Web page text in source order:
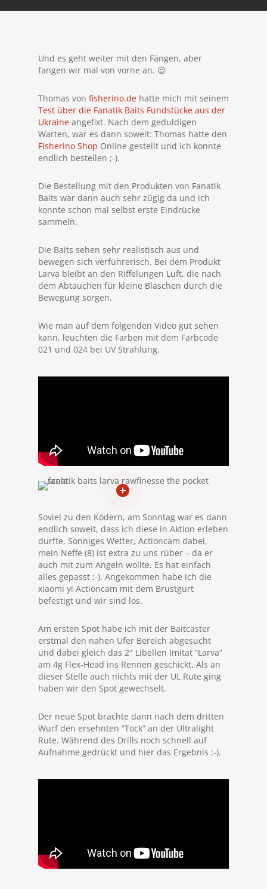
Und es geht weiter mit den Fängen, aber
fangen wir mal von vorne an. 😉
Thomas von fisherino.de hatte mich mit seinem
Test über die Fanatik Baits Fundstücke aus der
Ukraine angefixt. Nach dem geduldigen
Warten, war es dann soweit: Thomas hatte den
Fisherino Shop Online gestellt und ich konnte
endlich bestellen ;-).
Die Bestellung mit den Produkten von Fanatik
Baits war dann auch sehr zügig da und ich
konnte schon mal selbst erste Eindrücke
sammeln.
Die Baits sehen sehr realistisch aus und
bewegen sich verführerisch. Bei dem Produkt
Larva bleibt an den Riffelungen Luft, die nach
dem Abtauchen für kleine Bläschen durch die
Bewegung sorgen.
Wie man auf dem folgenden Video gut sehen
kann, leuchten die Farben mit dem Farbcode
021 und 024 bei UV Strahlung.
Soviel zu den Ködern, am Sonntag war es dann
endlich soweit, dass ich diese in Aktion erleben
durfte. Sonniges Wetter, Actioncam dabei,
mein Neffe (8) ist extra zu uns rüber – da er
auch mit zum Angeln wollte. Es hat einfach
alles gepasst ;-). Angekommen habe ich die
xiaomi yi Actioncam mit dem Brustgurt
befestigt und wir sind los.
Am ersten Spot habe ich mit der Baitcaster
erstmal den nahen Ufer Bereich abgesucht
und dabei gleich das 2″ Libellen Imitat “Larva”
am 4g Flex-Head ins Rennen geschickt. Als an
dieser Stelle auch nichts mit der UL Rute ging
haben wir den Spot gewechselt.
Der neue Spot brachte dann nach dem dritten
Wurf den ersehnten “Tock” an der Ultralight
Rute. Während des Drills noch schnell auf
Aufnahme gedrückt und hier das Ergebnis ;-).